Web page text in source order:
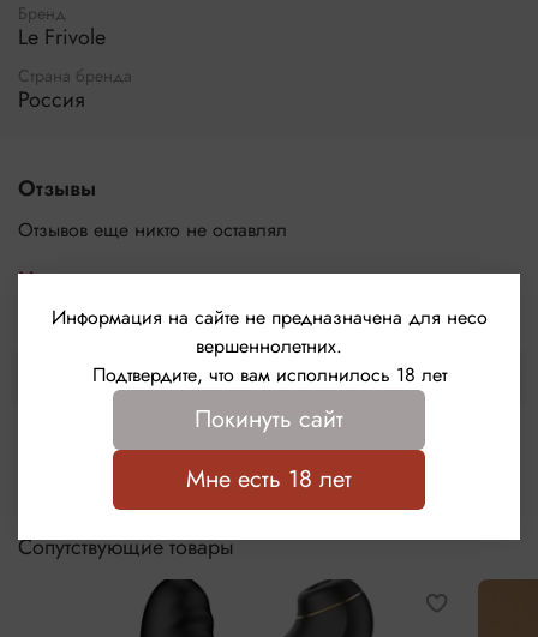
Бренд
Le Frivole
Страна бренда
Россия
Отзывы
Отзывов еще никто не оставлял
Написать отзыв
Выбрать
Сопутствующие товары
Информация на сайте не предназначена для несо
вершеннолетних.
Подтвердите, что вам исполнилось 18 лет
Покинуть сайт
Мне есть 18 лет